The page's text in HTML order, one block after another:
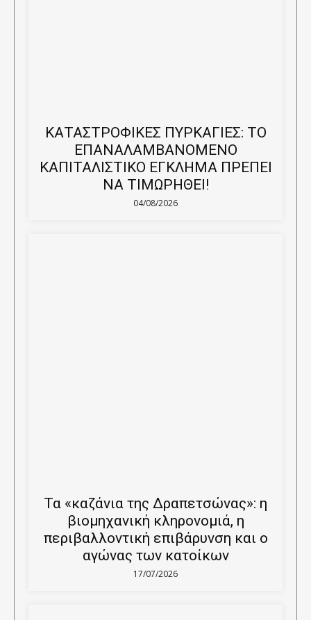
ΚΑΤΑΣΤΡΟΦΙΚΕΣ ΠΥΡΚΑΓΙΕΣ: ΤΟ
ΕΠΑΝΑΛΑΜΒΑΝΟΜΕΝΟ
ΚΑΠΙΤΑΛΙΣΤΙΚΟ ΕΓΚΛΗΜΑ ΠΡΕΠΕΙ
ΝΑ ΤΙΜΩΡΗΘΕΙ!
04/08/2026
Τα «καζάνια της Δραπετσώνας»: η
βιομηχανική κληρονομιά, η
περιβαλλοντική επιβάρυνση και ο
αγώνας των κατοίκων
17/07/2026